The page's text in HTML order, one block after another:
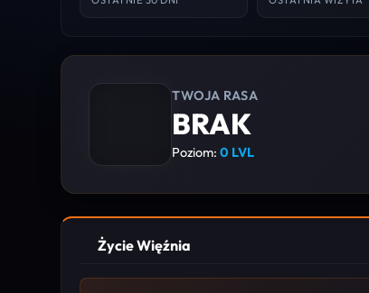
TWOJA RASA
BRAK
Poziom:0 LVL
Życie Więźnia